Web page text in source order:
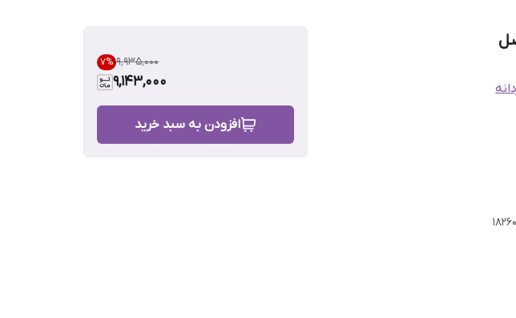
۹٬۹۳۵٬۰۰۰ 7%
9,143,000
افزودن به سبد خرید